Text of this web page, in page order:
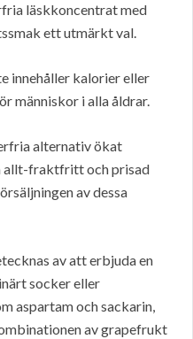
läskkoncentrat med
ett utmärkt val.
innehåller kalorier eller
människor i alla åldrar.
alternativ ökat
allt-fraktfritt och prisad
av dessa
av att erbjuda en
socker eller
aspartam och sackarin,
av grapefrukt